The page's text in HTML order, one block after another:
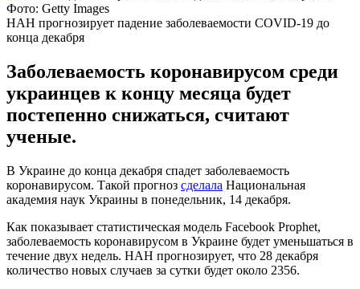
Фото: Getty Images
НАН прогнозирует падение заболеваемости COVID-19 до
конца декабря
Заболеваемость коронавирусом среди
украинцев к концу месяца будет
постепенно снижаться, считают
ученые.
В Украине до конца декабря спадет заболеваемость
коронавирусом. Такой прогноз сделала Национальная
академия наук Украины в понедельник, 14 декабря.
Как показывает статистическая модель Facebook Prophet,
заболеваемость коронавирусом в Украине будет уменьшаться в
течение двух недель. НАН прогнозирует, что 28 декабря
количество новых случаев за сутки будет около 2356.